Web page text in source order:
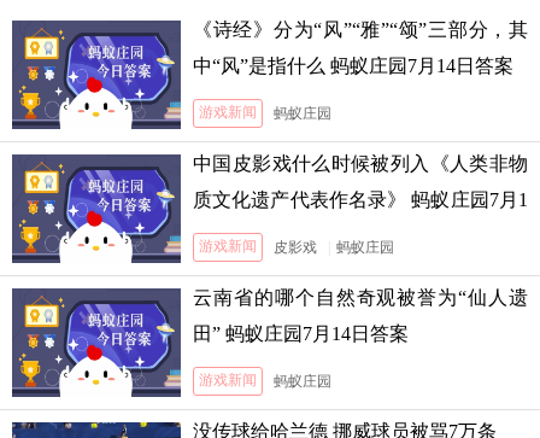
《诗经》分为“风”“雅”“颂”三部分，其
中“风”是指什么 蚂蚁庄园7月14日答案
游戏新闻 蚂蚁庄园
中国皮影戏什么时候被列入《人类非物
质文化遗产代表作名录》 蚂蚁庄园7月1
3日答案
游戏新闻 皮影戏 蚂蚁庄园
云南省的哪个自然奇观被誉为“仙人遗
田” 蚂蚁庄园7月14日答案
游戏新闻 蚂蚁庄园
没传球给哈兰德 挪威球员被骂7万条